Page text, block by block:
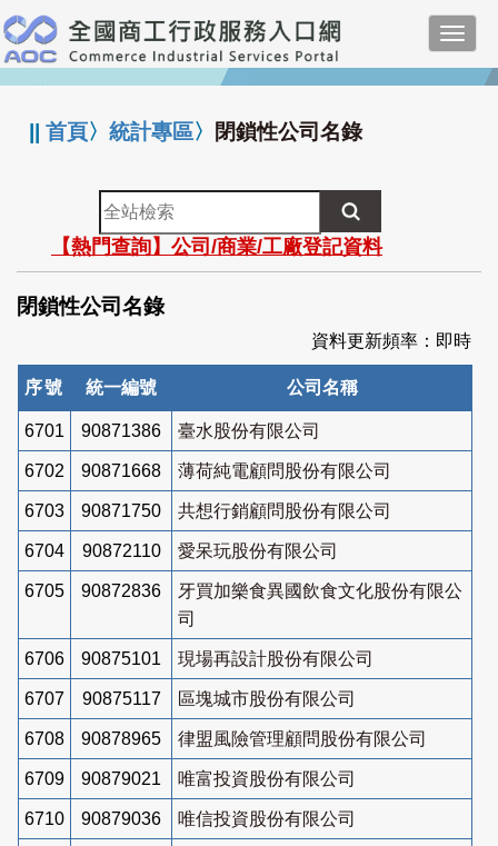
跳
到
主
要
:::
||首頁〉統計專區〉 閉鎖性公司名錄
全
站
檢
索
【熱門查詢】公司/商業/工廠登記資料
閉鎖性公司名錄
資料更新頻率：即時
序號 統一編號 公司名稱
6701 90871386 臺水股份有限公司
6702 90871668 薄荷純電顧問股份有限公司
6703 90871750 共想行銷顧問股份有限公司
6704 90872110 愛呆玩股份有限公司
6705 90872836
牙買加樂食異國飲食文化股份有限公
司
6706 90875101 現場再設計股份有限公司
6707 90875117 區塊城市股份有限公司
6708 90878965 律盟風險管理顧問股份有限公司
6709 90879021 唯富投資股份有限公司
6710 90879036 唯信投資股份有限公司